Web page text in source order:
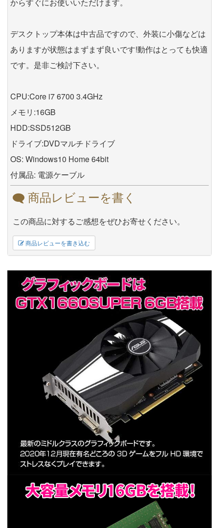
デスクトップ本体は中古品ですので、外装に小傷などは
ありますが状態はまずまず良いです!動作はとっても快適
です。是非ご検討下さい。
CPU:Core i7 6700 3.4GHz
メモリ:16GB
HDD:SSD512GB
ドライブ:DVDマルチドライブ
OS: Windows10 Home 64bit
付属品: 電源ケーブル
商品レビューを書く
この商品に対するご感想をぜひお寄せください。
商品レビューを書き込む